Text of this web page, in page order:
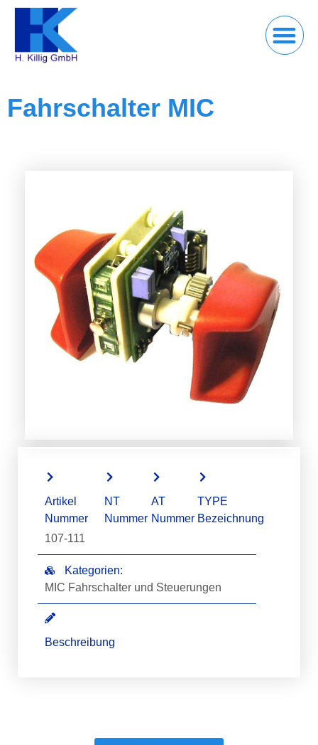
Fahrschalter MIC
Artikel
Nummer
107-111
NT
Nummer
AT
Nummer
TYPE
Bezeichnung
Kategorien:
MIC Fahrschalter und Steuerungen
Beschreibung